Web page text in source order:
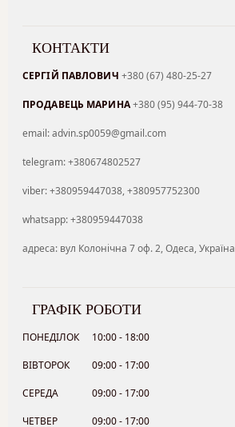
КОНТАКТИ
СЕРГІЙ ПАВЛОВИЧ +380 (67) 480-25-27
ПРОДАВЕЦЬ МАРИНА+380 (95) 944-70-38
email: advin.sp0059@gmail.com
telegram: +380674802527
viber: +380959447038, +380957752300
whatsapp: +380959447038
адреса: вул Колонічна 7 оф. 2, Одеса, Україна
ГРАФІК РОБОТИ
ПОНЕДІЛОК 10:00 - 18:00
ВІВТОРОК 09:00 - 17:00
СЕРЕДА 09:00 - 17:00
ЧЕТВЕР 09:00 - 17:00